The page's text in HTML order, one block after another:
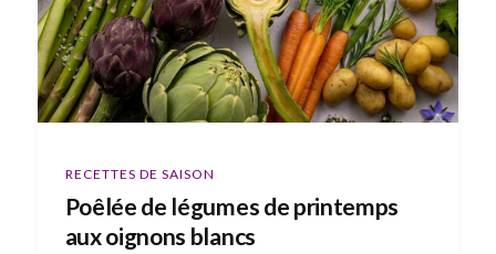
RECETTES DE SAISON
Poêlée de légumes de printemps
aux oignons blancs